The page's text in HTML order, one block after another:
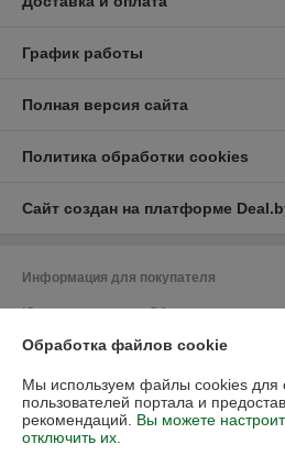
График работы
Полная версия сайта
Политика обработки cookies
Сайт создан на платформе
Информация для покупателя
Юридическое лицо:Общество с
г.Минск, ул.Чернышевского 10А, каб.104
Регистрационный номер ЕГР: 193458078
УНП: 193458078
Обработка файлов cookie
Мы используем файлы cookies для
пользователей портала и
рекомендаций. Вы можете
отключить их.